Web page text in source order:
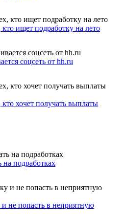
ищет подработку на лето
соцсеть от hh.ru
хочет получать выплаты
подработках
не попасть в неприятную